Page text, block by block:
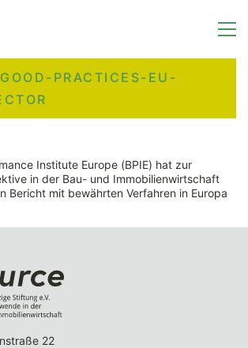
PRACTICES-EU-
Institute Europe (BPIE) hat zur
in der Bau- und Immobilienwirtschaft
Bericht mit bewährten Verfahren in Europa
22